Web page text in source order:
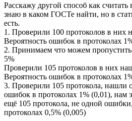
Расскажу другой способ как
знаю в каком ГОСТе найти, но в
есть.
1. Проверили 100 протоколов в них
Вероятность ошибок в протоколах
2. Принимаем что можем
5%
Проверили 105 протоколов в них
Вероятность ошибок в протоколах
3. Проверили 105 протокола, нашли
ошибок в протоколах 1% (0,01), нам
ещё 105 протокола, не одной
протоколах 0,5% (0,005)